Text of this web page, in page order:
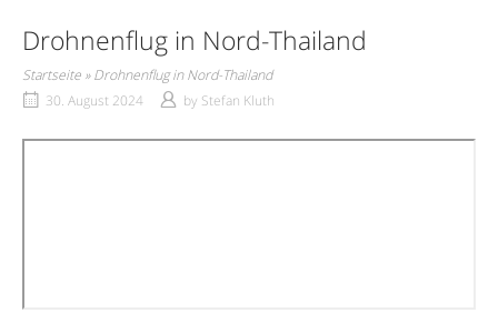
Drohnenflug in Nord-Thailand
Startseite »Drohnenflug in Nord-Thailand
30. August 2024
by Stefan Kluth